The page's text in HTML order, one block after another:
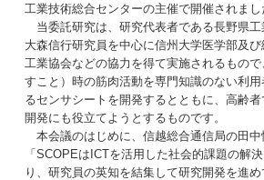
工業技術総合センターの主催で開催されまし
当委託研究は、研究代表者である長野県
大森信行研究員を中心に信州大学医学部及
工業協会などの協力を得て実施されるもの
すこと）時の筋肉活動を専門知識のない利
るセンサシートを開発するとともに、高齢
開発にも役立てようとするものです。
本会議のはじめに、信越総合通信局の田中
「SCOPEはICTを活用した社会的課題の解
り、研究員の英知を結集して研究開発を進